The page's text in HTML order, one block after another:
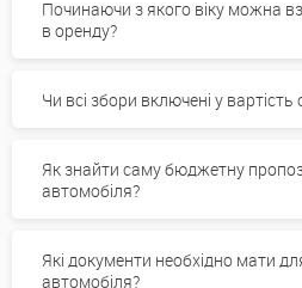
Починаючи з якого віку можна
в оренду?
Чи всі збори включені у вартість
Як знайти саму бюджетну
автомобіля?
Які документи необхідно мати
автомобіля?